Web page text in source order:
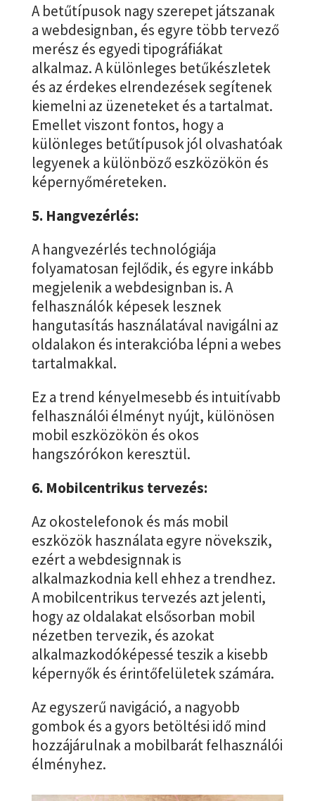
A betűtípusok nagy szerepet játszanak
a webdesignban, és egyre több tervező
merész és egyedi tipográfiákat
alkalmaz. A különleges betűkészletek
és az érdekes elrendezések segítenek
kiemelni az üzeneteket és a tartalmat.
Emellet viszont fontos, hogy a
különleges betűtípusok jól olvashatóak
legyenek a különböző eszközökön és
képernyőméreteken.
5. Hangvezérlés:
A hangvezérlés technológiája
folyamatosan fejlődik, és egyre inkább
megjelenik a webdesignban is. A
felhasználók képesek lesznek
hangutasítás használatával navigálni az
oldalakon és interakcióba lépni a webes
tartalmakkal.
Ez a trend kényelmesebb és intuitívabb
felhasználói élményt nyújt, különösen
mobil eszközökön és okos
hangszórókon keresztül.
6. Mobilcentrikus tervezés:
Az okostelefonok és más mobil
eszközök használata egyre növekszik,
ezért a webdesignnak is
alkalmazkodnia kell ehhez a trendhez.
A mobilcentrikus tervezés azt jelenti,
hogy az oldalakat elsősorban mobil
nézetben tervezik, és azokat
alkalmazkodóképessé teszik a kisebb
képernyők és érintőfelületek számára.
Az egyszerű navigáció, a nagyobb
gombok és a gyors betöltési idő mind
hozzájárulnak a mobilbarát felhasználói
élményhez.